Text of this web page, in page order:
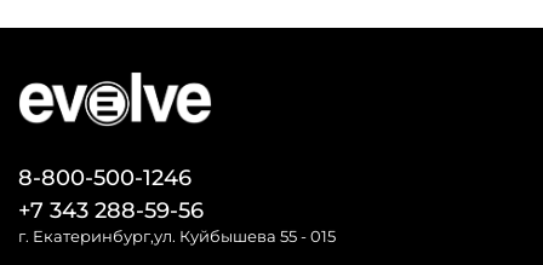
8-800-500-1246
+7 343 288-59-56
г. Екатеринбург,ул. Куйбышева 55 - 015